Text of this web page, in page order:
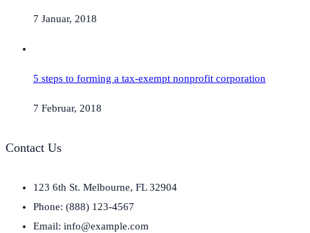
7 Januar, 2018
5 steps to forming a tax-exempt nonprofit corporation
7 Februar, 2018
Contact Us
123 6th St. Melbourne, FL 32904
Phone: (888) 123-4567
Email: info@example.com